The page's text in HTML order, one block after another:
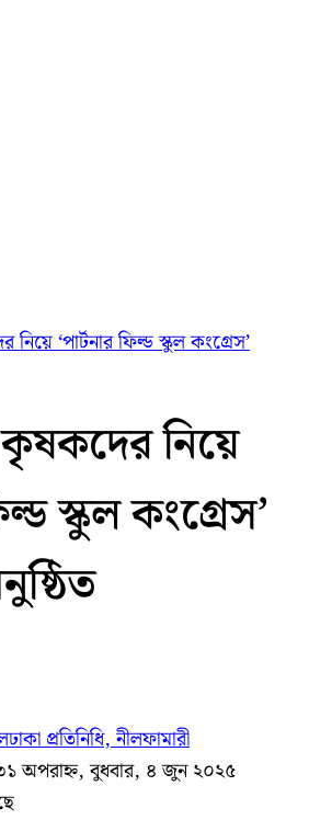
‘পার্টনার ফিল্ড স্কুল কংগ্রেস’
নিয়ে
স্কুল কংগ্রেস’
প্রতিনিধি, নীলফামারী
অপরাহ্ন, বুধবার, ৪ জুন ২০২৫